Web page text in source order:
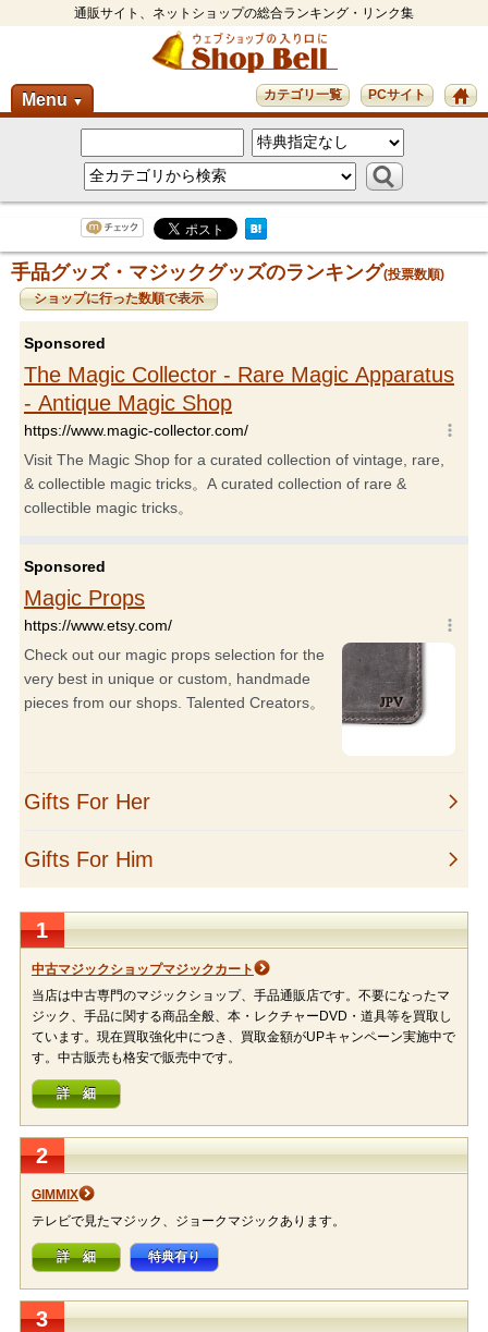
通販サイト、ネットショップの総合ランキング・リンク集
Menu ▼ PCサイト
カテゴリ一覧
手品グッズ・マジックグッズのランキング(投票数順)
ショップに行った数順で表示
1
中古マジックショップマジックカート
当店は中古専門のマジックショップ、手品通販店です。不要になったマ
ジック、手品に関する商品全般、本・レクチャーDVD・道具等を買取し
ています。現在買取強化中につき、買取金額がUPキャンペーン実施中で
す。中古販売も格安で販売中です。
詳 細
2
GIMMIX
テレビで見たマジック、ジョークマジックあります。
詳 細 特典有り
3